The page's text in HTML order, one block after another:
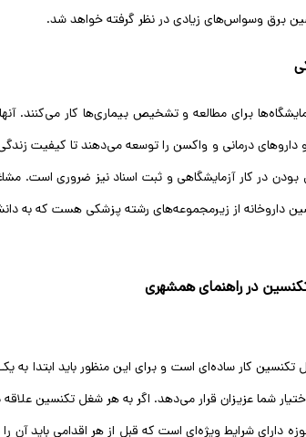
برق وسواس‌های زیادی در نظر گرفته خواهد شد.
برای مطالعه و تشخیص بیماری‌ها کار می‌کنند.
داروهای درمانی و واکسن را توسعه می‌دهند تا کیفیت
بودن در کار آزمایشگاهی و ثبت اسناد نیز ضروری است.
داروخانه از زیرمجموعه‌های رشته پزشکی هست که به
در راهنمای همشهری
کار ساده‌ای است و برای این منظور باید ابتدا به
شما عزیزان قرار می‌دهد. اگر به هر شغل تکنسین
دارای شرایط ویژه‌ای است که قبل از هر اقدامی باید